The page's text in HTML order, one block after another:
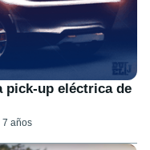
pick-up eléctrica de
7 años